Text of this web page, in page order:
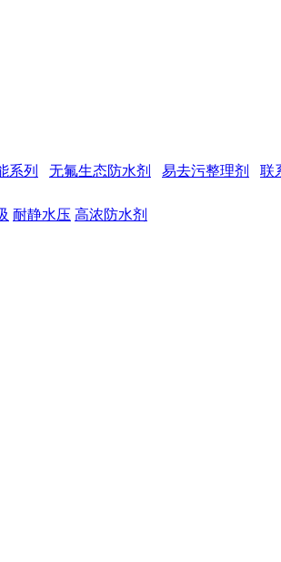
系列 无氟生态防水剂 易去污整理剂
联
耐静水压 高浓防水剂